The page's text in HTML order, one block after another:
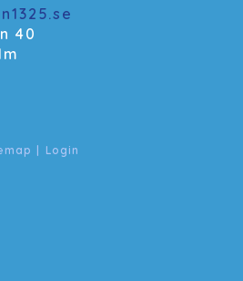
40
| Login